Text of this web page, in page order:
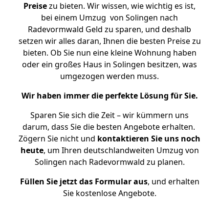
Preisezu bieten. Wir wissen, wie wichtig es ist,
bei einem Umzug von Solingen nach
Radevormwald Geld zu sparen, und deshalb
setzen wir alles daran, Ihnen die besten Preise zu
bieten. Ob Sie nun eine kleine Wohnung haben
oder ein großes Haus in Solingen besitzen, was
umgezogen werden muss.
Wir haben immer die perfekte Lösung für Sie.
Sparen Sie sich die Zeit – wir kümmern uns
darum, dass Sie die besten Angebote erhalten.
Zögern Sie nicht und kontaktieren Sie uns noch
heute, um Ihren deutschlandweiten Umzug von
Solingen nach Radevormwald zu planen.
Füllen Sie jetzt das Formular aus, und erhalten
Sie kostenlose Angebote.